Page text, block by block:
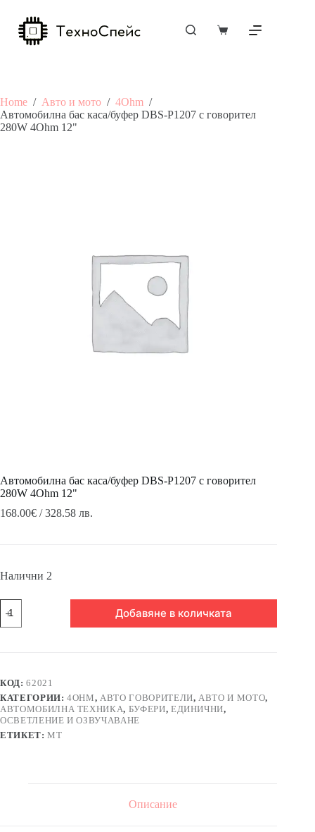
content
Shopping
Home / Авто и мото / 4Ohm /
Автомобилна бас каса/буфер DBS-P1207 с говорител
280W 4Ohm 12"
Автомобилна бас каса/буфер DBS-P1207 с говорител
280W 4Ohm 12"
168.00€ / 328.58 лв.
Налични 2
количество
за
Автомобилна
P1207
с
говорител
280W
4Ohm
Добавяне в количката
КОД:62021
КАТЕГОРИИ:4OHM, АВТО ГОВОРИТЕЛИ, АВТО И МОТО,
АВТОМОБИЛНА ТЕХНИКА, БУФЕРИ, ЕДИНИЧНИ,
ОСВЕТЛЕНИЕ И ОЗВУЧАВАНЕ
ЕТИКЕТ:MT
Описание